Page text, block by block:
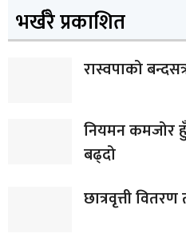
भर्खरै प्रकाशित
रास्वपाको
नियमन कमजोर
बढ्दो
छात्रवृत्ती